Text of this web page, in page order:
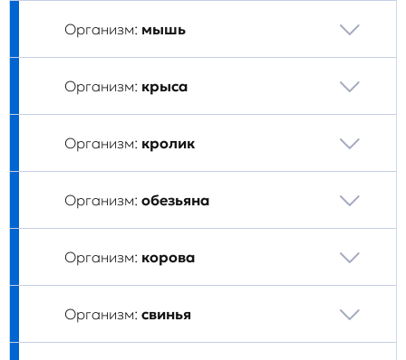
Организм: мышь
Организм: крыса
Организм: кролик
Организм: обезьяна
Организм: корова
Организм: свинья